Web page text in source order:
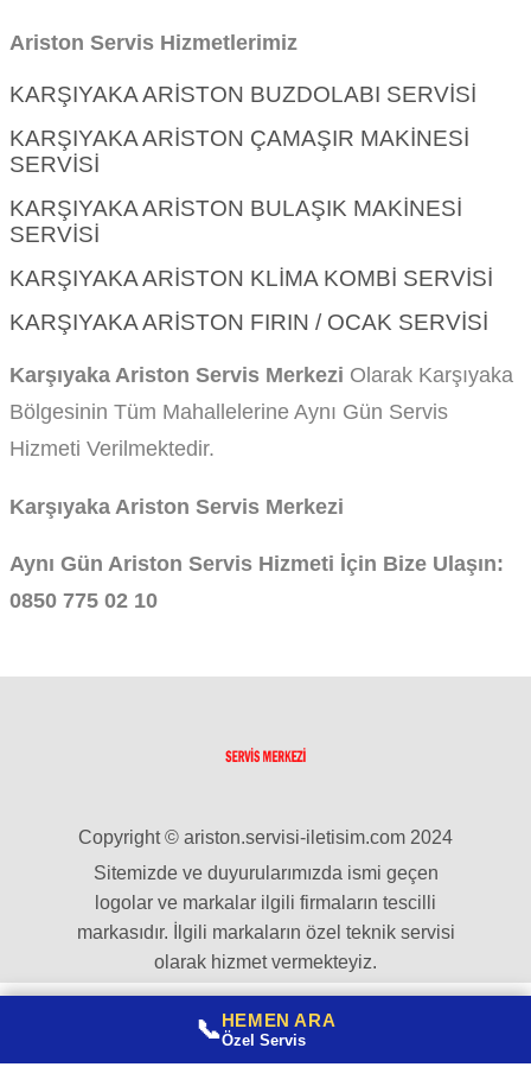
Ariston Servis Hizmetlerimiz
KARŞIYAKA ARISTON BUZDOLABI SERVISI
KARŞIYAKA ARISTON ÇAMAŞIR MAKINESI
SERVISI
KARŞIYAKA ARISTON BULAŞIK MAKINESI
SERVISI
KARŞIYAKA ARISTON KLIMA KOMBI SERVISI
KARŞIYAKA ARISTON FIRIN / OCAK SERVISI
Karşıyaka Ariston Servis Merkezi Olarak Karşıyaka
Bölgesinin Tüm Mahallelerine Aynı Gün Servis
Hizmeti Verilmektedir.
Karşıyaka Ariston Servis Merkezi
Aynı Gün Ariston Servis Hizmeti İçin Bize Ulaşın:
0850 775 02 10
Copyright © ariston.servisi-iletisim.com 2024
Sitemizde ve duyurularımızda ismi geçen
logolar ve markalar ilgili firmaların tescilli
markasıdır. İlgili markaların özel teknik servisi
olarak hizmet vermekteyiz.
📞HEMEN ARA
Özel Servis